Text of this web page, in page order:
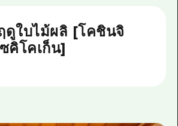
ดูใบไม้ผลิ [โคชินจิ
คิโคเก็น]